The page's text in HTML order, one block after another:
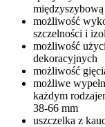
międzyszybową
możliwość
szczelności i
możliwość
dekoracyjnych
możliwość
możliwe
każdym
38-66 mm
uszczelka z